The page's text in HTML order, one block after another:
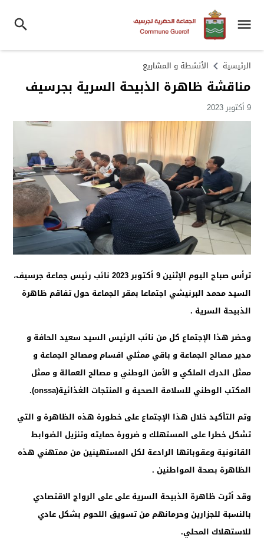
الرئيسية الأنشطة و المشاريع
مناقشة ظاهرة الذبيحة السرية بجرسيف
9 أكتوبر 2023
ترأس صباح اليوم الإثنين 9 أكتوبر 2023 نائب رئيس جماعة جرسيف،
السيد محمد البرنيشي اجتماعا بمقر الجماعة حول تفاقم ظاهرة
الذبيحة السرية .
وحضر هذا الإجتماع كل من نائب الرئيس السيد سعيد الحافة و
مدير مصالح الجماعة و باقي ممثلي اقسام ومصالح الجماعة و
ممثل الدرك الملكي و الأمن الوطني و مصالح العمالة و ممثل
المكتب الوطني للسلامة الصحية و المنتجات الغذائية(onssa).
وتم التأكيد خلال هذا الإجتماع على خطورة هذه الظاهرة و التي
تشكل خطرا على المستهلك و ضرورة حمايته وتنزيل الضوابط
القانونية وعقوباتها الرادعة لكل المستهينين من ممتهني هذه
الظاهرة بصحة المواطنين .
وقد أثرت ظاهرة الذبيحة السرية على على الرواج الاقتصادي
بالنسبة للجزارين وحرمانهم من تسويق اللحوم بشكل عادي
للاستهلاك المحلي.